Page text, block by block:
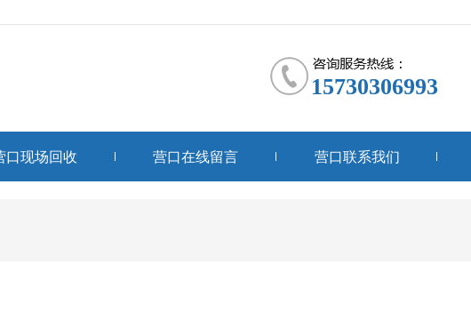
15730306993
口现场回收 营口在线留言 营口联系我们